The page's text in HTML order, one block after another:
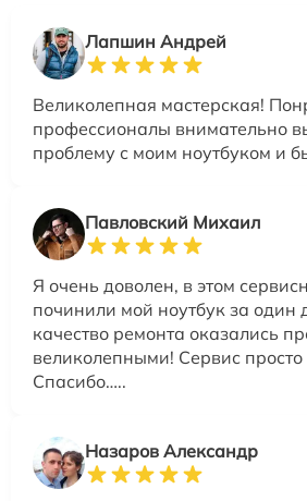
Лапшин Андрей
Великолепная мастерская!
профессионалы внимательно
проблему с моим ноутбуком и
Павловский Михаил
Я очень доволен, в этом
починили мой ноутбук за один
качество ремонта оказались
великолепными! Сервис просто
Спасибо…..
Назаров Александр